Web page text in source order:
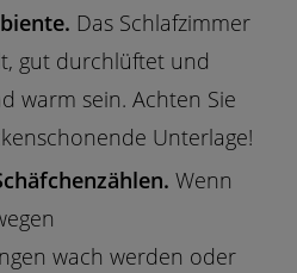
Das Schlafzimmer
gut durchlüftet und
warm sein. Achten Sie
Unterlage!
Wenn
wach werden oder